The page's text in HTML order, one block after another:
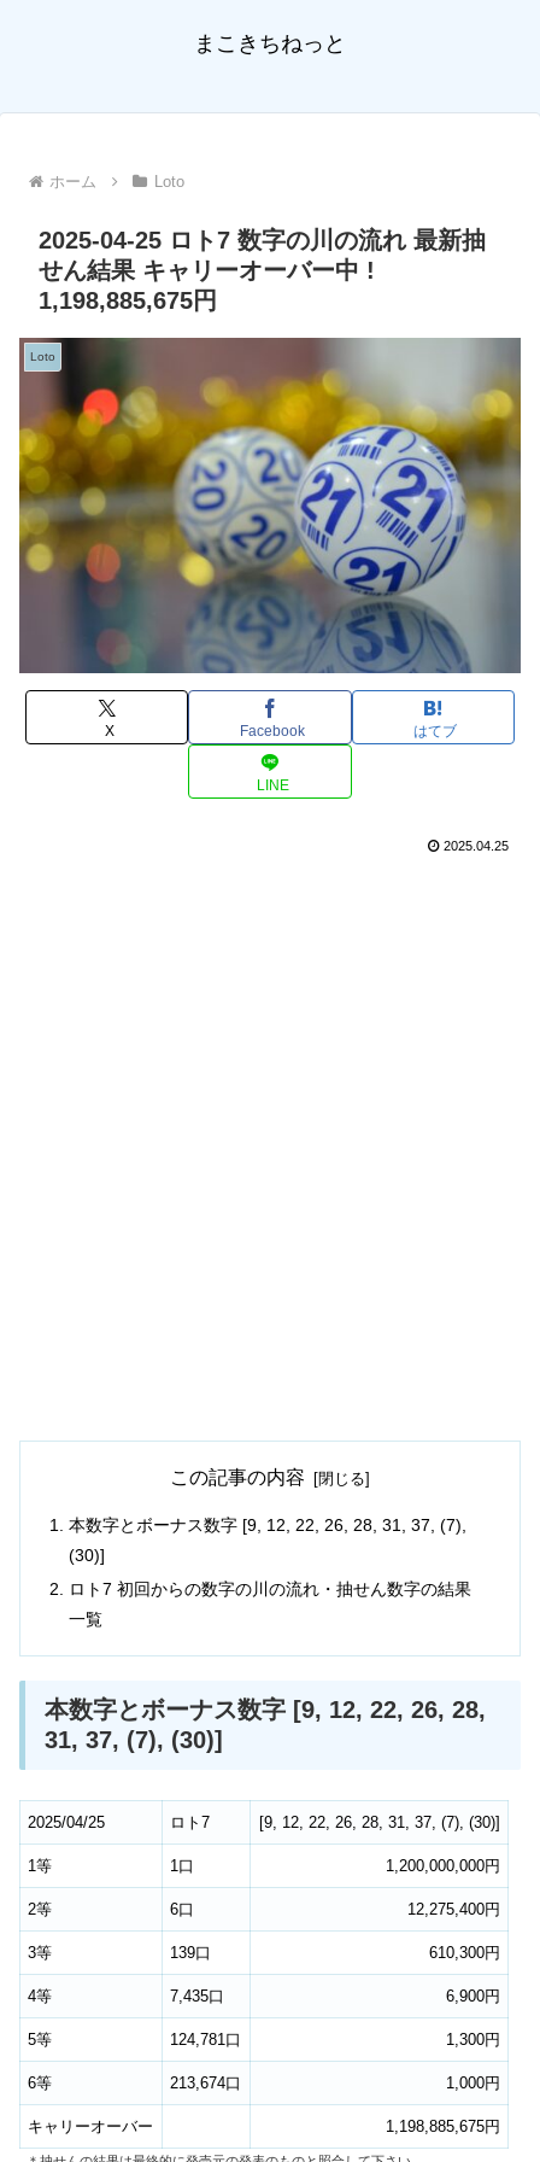
まこきちねっと
ホーム Loto
2025-04-25 ロト7 数字の川の流れ 最新抽
せん結果 キャリーオーバー中 !
1,198,885,675円
Loto
X Facebook はてブ
LINE
2025.04.25
この記事の内容
本数字とボーナス数字 [9, 12, 22, 26, 28, 31, 37, (7),
(30)]
ロト7 初回からの数字の川の流れ・抽せん数字の結果
一覧
本数字とボーナス数字 [9, 12, 22, 26, 28,
31, 37, (7), (30)]
2025/04/25 ロト7 [9, 12, 22, 26, 28, 31, 37, (7), (30)]
1等 1口 1,200,000,000円
2等 6口 12,275,400円
3等 139口 610,300円
4等 7,435口 6,900円
5等 124,781口 1,300円
6等 213,674口 1,000円
キャリーオーバー 1,198,885,675円